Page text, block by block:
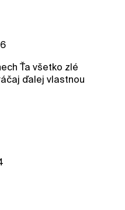
Ťa všetko zlé
ďalej vlastnou